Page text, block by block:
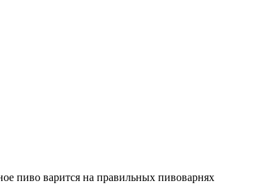
пиво варится на правильных пивоварнях